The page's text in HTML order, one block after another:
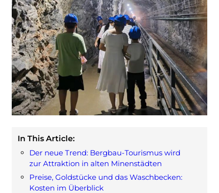
In This Article:
Der neue Trend: Bergbau-Tourismus wird
zur Attraktion in alten Minenstädten
Preise, Goldstücke und das Waschbecken:
Kosten im Überblick